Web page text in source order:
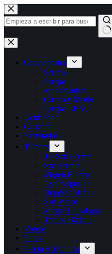
Saltar
al
contenido
Sin
resultados
Campeonatos
Serie B
Parejas
Manomanista
Cuatro y Medio
Parejas LENC
Actualidad
Cartelera
Resultados
Torneos
4½ San Fermín
San Fermín
Virgen Blanca
Aste Nagusia
Donostia Hiria
San Mateo
Master Caixabank
Torneo Bizkaia
Vídeos
Fotos
Pelota Aficionada